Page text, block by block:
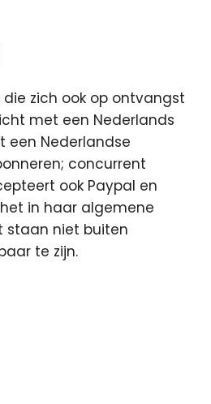
die zich ook op ontvangst
met een Nederlands
een Nederlandse
concurrent
ook Paypal en
in haar algemene
staan niet buiten
te zijn.